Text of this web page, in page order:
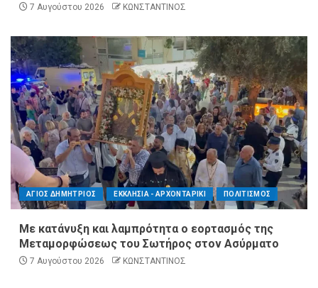
7 Αυγούστου 2026 ΚΩΝΣΤΑΝΤΙΝΟΣ
ΑΓΙΟΣ ΔΗΜΗΤΡΙΟΣ ΕΚΚΛΗΣΙΑ - ΑΡΧΟΝΤΑΡΙΚΙ ΠΟΛΙΤΙΣΜΟΣ
Με κατάνυξη και λαμπρότητα ο εορτασμός της
Μεταμορφώσεως του Σωτήρος στον Ασύρματο
7 Αυγούστου 2026 ΚΩΝΣΤΑΝΤΙΝΟΣ